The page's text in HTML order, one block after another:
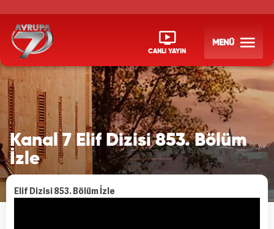
CANLI YAYIN
MENÜ
Kanal 7 Elif Dizisi 853. Bölüm
İzle
Elif Dizisi 853. Bölüm İzle